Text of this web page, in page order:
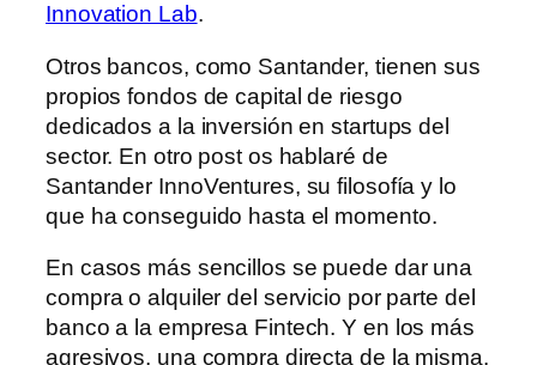
Innovation Lab.
Otros bancos, como Santander, tienen sus
propios fondos de capital de riesgo
dedicados a la inversión en startups del
sector. En otro post os hablaré de
Santander InnoVentures, su filosofía y lo
que ha conseguido hasta el momento.
En casos más sencillos se puede dar una
compra o alquiler del servicio por parte del
banco a la empresa Fintech. Y en los más
agresivos, una compra directa de la misma.